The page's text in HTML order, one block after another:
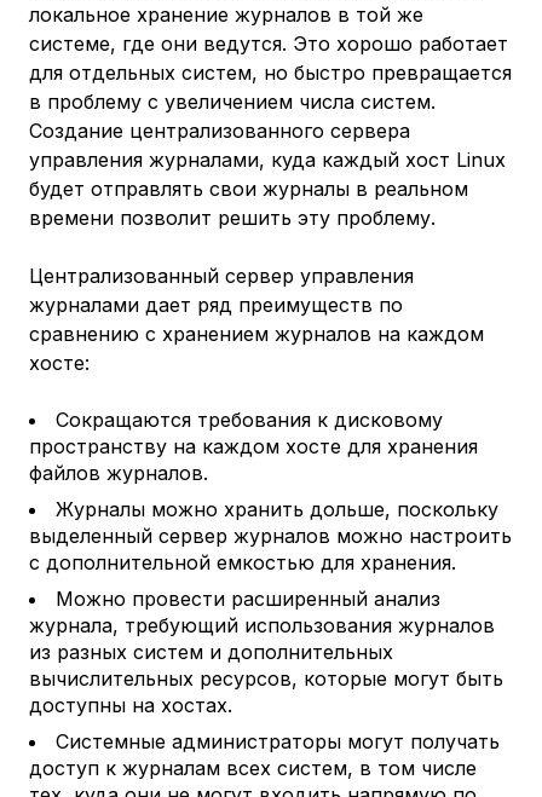
локальное хранение журналов в той же
системе, где они ведутся. Это хорошо работает
для отдельных систем, но быстро превращается
в проблему с увеличением числа систем.
Создание централизованного сервера
управления журналами, куда каждый хост Linux
будет отправлять свои журналы в реальном
времени позволит решить эту проблему.
Централизованный сервер управления
журналами дает ряд преимуществ по
сравнению с хранением журналов на каждом
хосте:
Сокращаются требования к дисковому
пространству на каждом хосте для хранения
файлов журналов.
Журналы можно хранить дольше, поскольку
выделенный сервер журналов можно настроить
с дополнительной емкостью для хранения.
Можно провести расширенный анализ
журнала, требующий использования журналов
из разных систем и дополнительных
вычислительных ресурсов, которые могут быть
доступны на хостах.
Системные администраторы могут получать
доступ к журналам всех систем, в том числе